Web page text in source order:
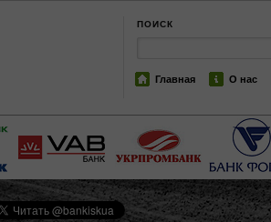
ПОИСК
Главная О нас